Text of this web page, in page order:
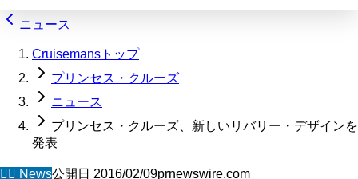
ニュース
Cruisemansトップ
プリンセス・クルーズ
ニュース
プリンセス・クルーズ、新しいリバリー・デザインを
発表
🧜‍♀️ News公開日 2016/02/09prnewswire.com